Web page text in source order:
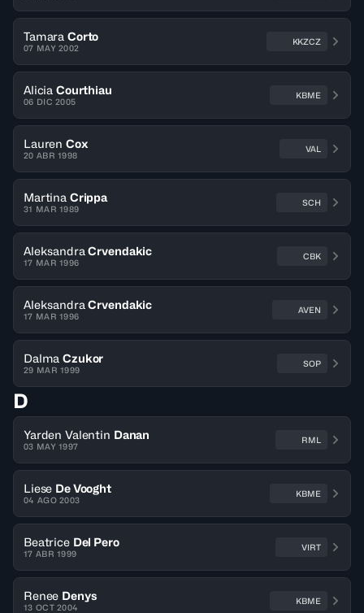
Tamara Corto
07 MAY 2002
KKZCZ
Alicia Courthiau
06 DIC 2005
KBME
Lauren Cox
20 ABR 1998
VAL
Martina Crippa
31 MAR 1989
SCH
Aleksandra Crvendakic
17 MAR 1996
CBK
Aleksandra Crvendakic
17 MAR 1996
AVEN
Dalma Czukor
29 MAR 1999
SOP
D
Yarden Valentin Danan
03 MAY 1997
RML
Liese De Vooght
04 AGO 2003
KBME
Beatrice Del Pero
17 ABR 1999
VIRT
Renee Denys
13 OCT 2004
KBME